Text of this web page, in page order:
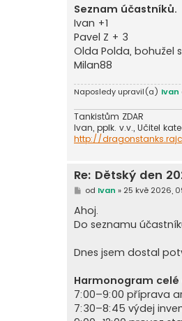
í
s
p
ě
v
e
k
Seznam účastníků.
Ivan +1
Pavel Z + 3
Olda Polda, bohužel
Milan88
Naposledy upravil(a) Ivan
Tankistům ZDAR
Ivan, pplk. v.v., Učitel
http://
Re: Dětský den
P
í
s
p
e
od Ivan » 25 kvě 2026,
Ahoj.
Do seznamu
Dnes jsem dostal
Harmonogram celé
7:00–9:00 příprava
7:30–8:45 výdej